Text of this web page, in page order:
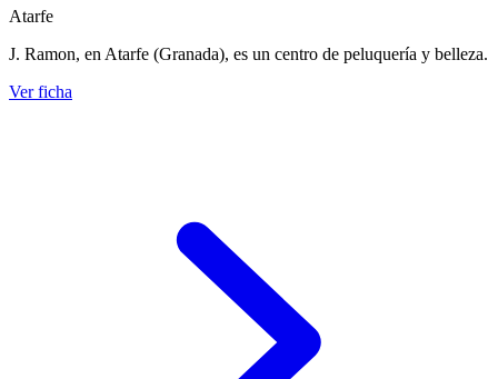
Atarfe
J. Ramon, en Atarfe (Granada), es un centro de peluquería y belleza.
Ver ficha